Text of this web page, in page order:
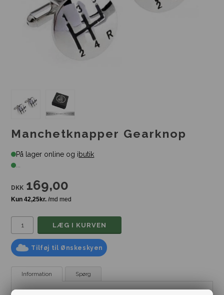
Manchetknapper Gearknop
På lager online og ibutik
...
DKK 169,00
Tilføj til Ønskeskyen
Information Spørg